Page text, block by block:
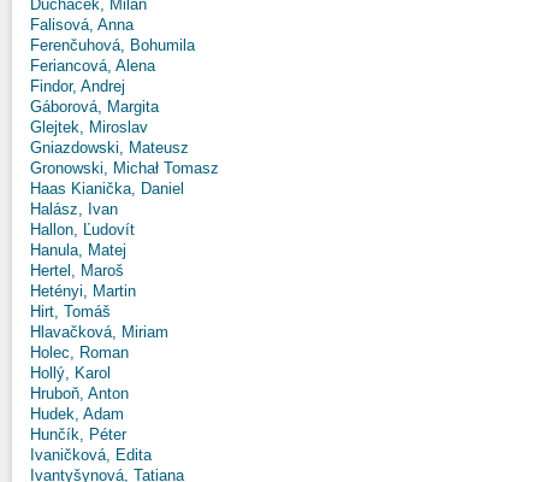
Ducháček, Milan
Falisová, Anna
Ferenčuhová, Bohumila
Feriancová, Alena
Findor, Andrej
Gáborová, Margita
Glejtek, Miroslav
Gniazdowski, Mateusz
Gronowski, Michał Tomasz
Haas Kianička, Daniel
Halász, Ivan
Hallon, Ľudovít
Hanula, Matej
Hertel, Maroš
Hetényi, Martin
Hirt, Tomáš
Hlavačková, Miriam
Holec, Roman
Hollý, Karol
Hruboň, Anton
Hudek, Adam
Hunčík, Péter
Ivaničková, Edita
Ivantyšynová, Tatiana